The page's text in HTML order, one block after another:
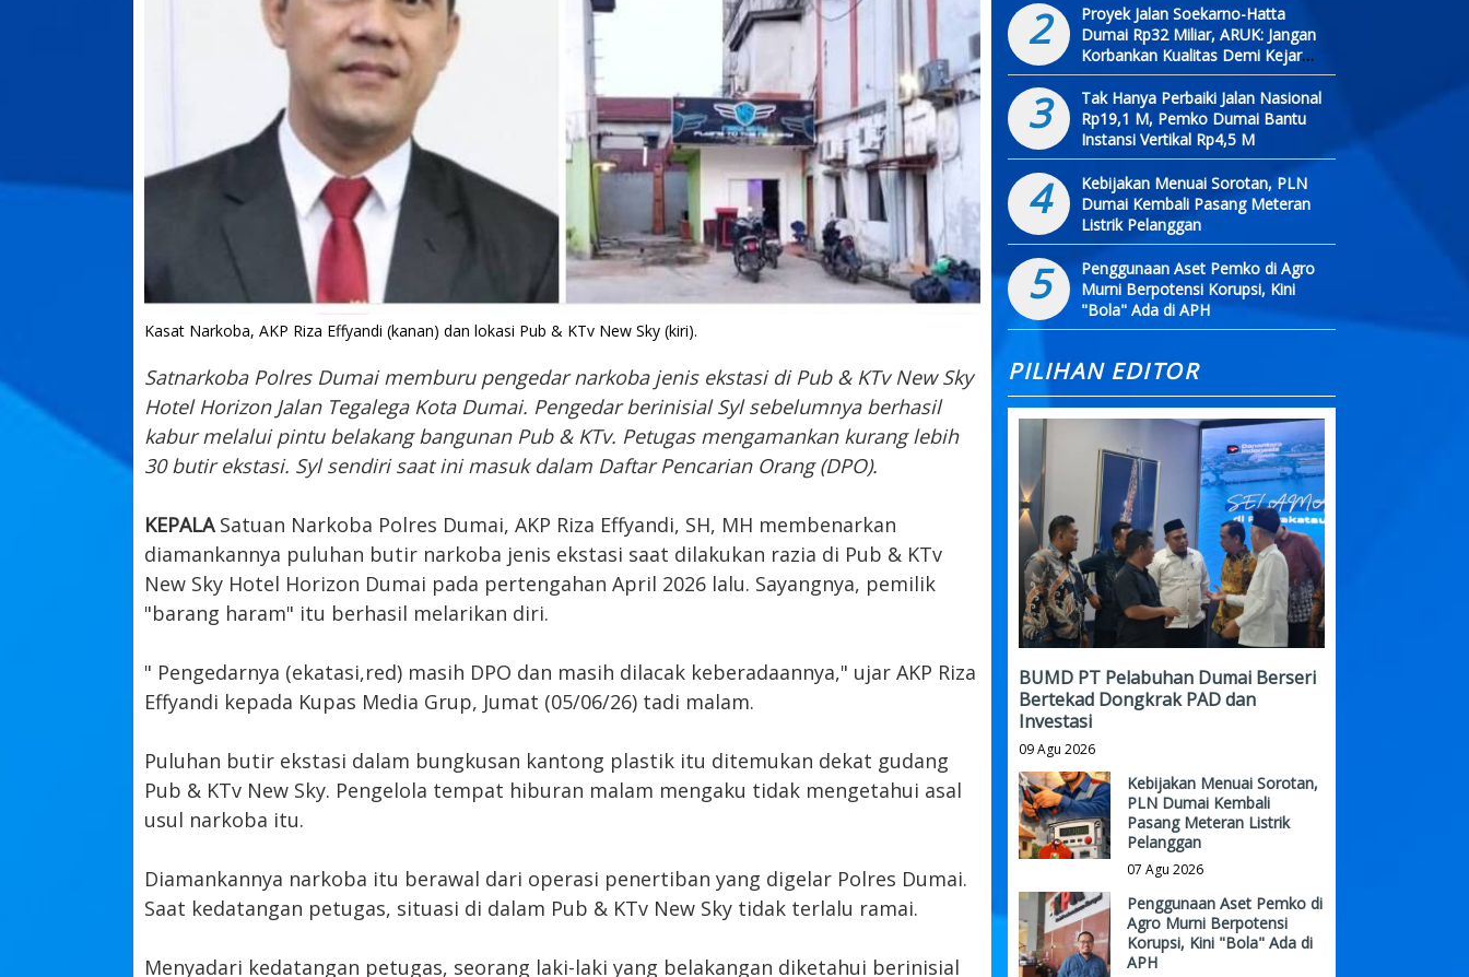
Kasat Narkoba, AKP Riza Effyandi (kanan) dan lokasi Pub & KTv New Sky (kiri).
Satnarkoba Polres Dumai memburu pengedar narkoba jenis ekstasi di Pub & KTv New Sky
Hotel Horizon Jalan Tegalega Kota Dumai. Pengedar berinisial Syl sebelumnya berhasil
kabur melalui pintu belakang bangunan Pub & KTv. Petugas mengamankan kurang lebih
30 butir ekstasi. Syl sendiri saat ini masuk dalam Daftar Pencarian Orang (DPO).
KEPALA Satuan Narkoba Polres Dumai, AKP Riza Effyandi, SH, MH membenarkan
diamankannya puluhan butir narkoba jenis ekstasi saat dilakukan razia di Pub & KTv
New Sky Hotel Horizon Dumai pada pertengahan April 2026 lalu. Sayangnya, pemilik
"barang haram" itu berhasil melarikan diri.
" Pengedarnya (ekatasi,red) masih DPO dan masih dilacak keberadaannya," ujar AKP Riza
Effyandi kepada Kupas Media Grup, Jumat (05/06/26) tadi malam.
Puluhan butir ekstasi dalam bungkusan kantong plastik itu ditemukan dekat gudang
Pub & KTv New Sky. Pengelola tempat hiburan malam mengaku tidak mengetahui asal
usul narkoba itu.
Diamankannya narkoba itu berawal dari operasi penertiban yang digelar Polres Dumai.
Saat kedatangan petugas, situasi di dalam Pub & KTv New Sky tidak terlalu ramai.
Menyadari kedatangan petugas, seorang laki-laki yang belakangan diketahui berinisial
2
Proyek Jalan Soekarno-Hatta
Dumai Rp32 Miliar, ARUK: Jangan
Korbankan Kualitas Demi Kejar
Target
3
Tak Hanya Perbaiki Jalan Nasional
Rp19,1 M, Pemko Dumai Bantu
Instansi Vertikal Rp4,5 M
4
Kebijakan Menuai Sorotan, PLN
Dumai Kembali Pasang Meteran
Listrik Pelanggan
5
Penggunaan Aset Pemko di Agro
Murni Berpotensi Korupsi, Kini
"Bola" Ada di APH
PILIHAN EDITOR
BUMD PT Pelabuhan Dumai Berseri
Bertekad Dongkrak PAD dan
Investasi
09 Agu 2026
Kebijakan Menuai Sorotan,
PLN Dumai Kembali
Pasang Meteran Listrik
Pelanggan
07 Agu 2026
Penggunaan Aset Pemko di
Agro Murni Berpotensi
Korupsi, Kini "Bola" Ada di
APH